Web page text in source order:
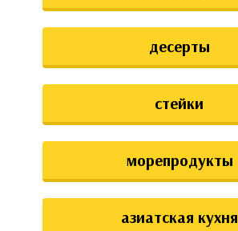
десерты
стейки
морепродукты
азиатская кухня